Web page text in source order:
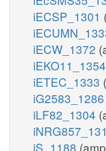
iECSP_1301
iECW_1372
iEKO11_1354
iETEC_1333
iG2583_1286
iLF82_1304
iS_1188